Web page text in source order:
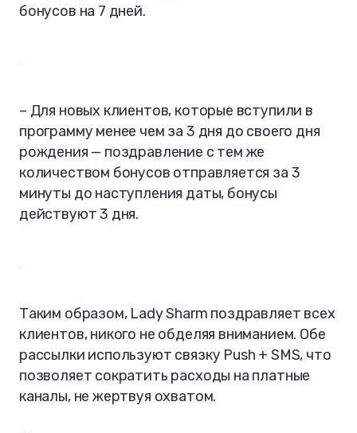
бонусов на 7 дней.
– Для новых клиентов, которые вступили в
программу менее чем за 3 дня до своего дня
рождения — поздравление с тем же
количеством бонусов отправляется за 3
минуты до наступления даты, бонусы
действуют 3 дня.
Таким образом, Lady Sharm поздравляет всех
клиентов, никого не обделяя вниманием. Обе
рассылки используют связку Push + SMS, что
позволяет сократить расходы на платные
каналы, не жертвуя охватом.